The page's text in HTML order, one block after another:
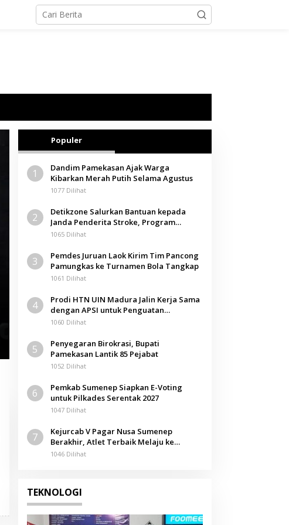
Populer
1
Dandim Pamekasan Ajak Warga
Kibarkan Merah Putih Selama Agustus
1077 Dilihat
2
Detikzone Salurkan Bantuan kepada
Janda Penderita Stroke, Program
Berbagi Masuki Hari ke-61
1065 Dilihat
3
Pemdes Juruan Laok Kirim Tim Pancong
Pamungkas ke Turnamen Bola Tangkap
1061 Dilihat
4
Prodi HTN UIN Madura Jalin Kerja Sama
dengan APSI untuk Penguatan
Kompetensi Mahasiswa
1060 Dilihat
5
Penyegaran Birokrasi, Bupati
Pamekasan Lantik 85 Pejabat
1052 Dilihat
6
Pemkab Sumenep Siapkan E-Voting
untuk Pilkades Serentak 2027
1047 Dilihat
7
Kejurcab V Pagar Nusa Sumenep
Berakhir, Atlet Terbaik Melaju ke
Kejurwil Jatim
1046 Dilihat
TEKNOLOGI